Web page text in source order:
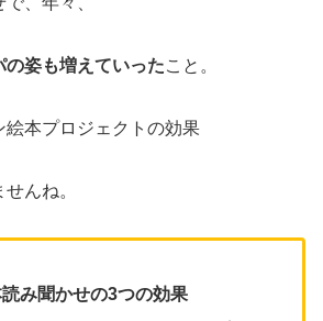
の姿も増えていったこと。
絵本プロジェクトの効果
んね。
み聞かせの3つの効果